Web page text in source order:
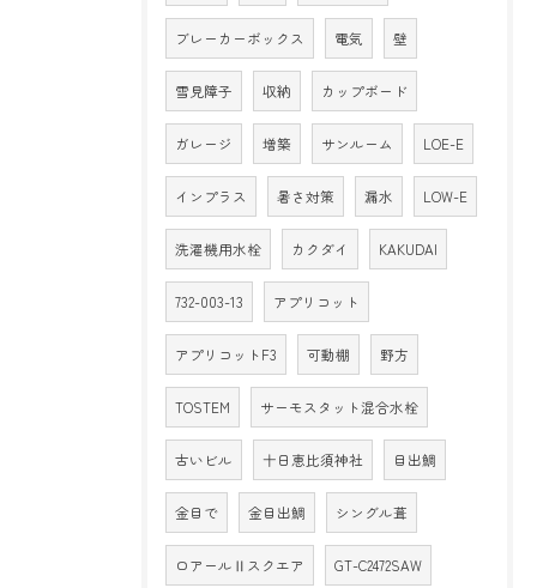
ブレーカーボックス 電気 壁
雪見障子 収納 カップボード
ガレージ 増築 サンルーム LOE-E
インプラス 暑さ対策 漏水 LOW-E
洗濯機用水栓 カクダイ KAKUDAI
732-003-13 アプリコット
アプリコットF3 可動棚 野方
TOSTEM サーモスタット混合水栓
古いビル 十日恵比須神社 目出鯛
金目で 金目出鯛 シングル葺
ロアールⅡスクエア GT-C2472SAW